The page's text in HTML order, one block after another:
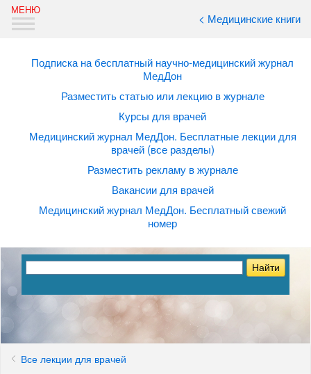
< Медицинские книги
Подписка на бесплатный научно-медицинский журнал
МедДон
Разместить статью или лекцию в журнале
Курсы для врачей
Медицинский журнал МедДон. Бесплатные лекции для
врачей (все разделы)
Разместить рекламу в журнале
Вакансии для врачей
Медицинский журнал МедДон. Бесплатный свежий
номер
Все лекции для врачей